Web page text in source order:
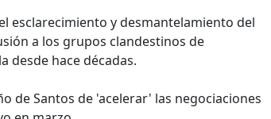
esclarecimiento y desmantelamiento del
a los grupos clandestinos de
desde hace décadas.
de Santos de 'acelerar' las negociaciones